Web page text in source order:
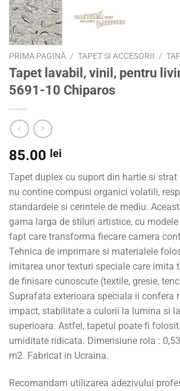
PRIMA PAGINĂ / TAPET SI ACCESORII /
Tapet lavabil, vinil, pentru
5691-10 Chiparos
85.00 lei
Tapet duplex cu suport din hartie si strat
nu contine compusi organici volatili,
standardele si cerintele de mediu.
gama larga de stiluri artistice, cu
fapt care transforma fiecare camera
Tehnica de imprimare si materialele
imitarea unor texturi speciale care imita
de finisare cunoscute (textile, gresie,
Suprafata exterioara speciala ii confera
impact, stabilitate a culorii la lumina si
superioara. Astfel, tapetul poate fi
umiditate ridicata. Dimensiune rola :
m2. Fabricat in Ucraina.
Recomandam utilizarea adezivului